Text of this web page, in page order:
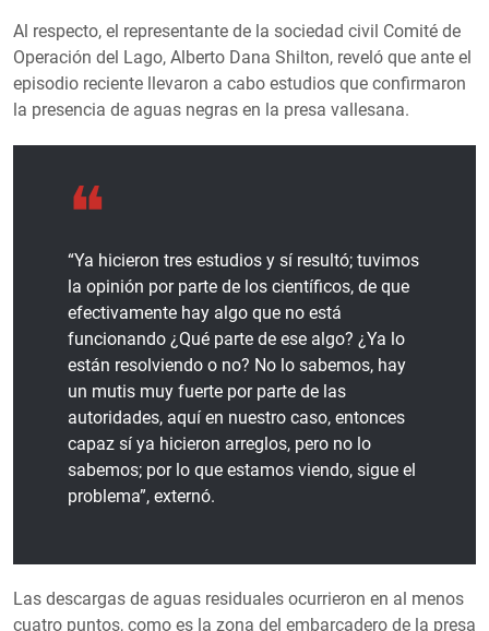
Al respecto, el representante de la sociedad civil Comité de
Operación del Lago, Alberto Dana Shilton, reveló que ante el
episodio reciente llevaron a cabo estudios que confirmaron
la presencia de aguas negras en la presa vallesana.
“Ya hicieron tres estudios y sí resultó; tuvimos
la opinión por parte de los científicos, de que
efectivamente hay algo que no está
funcionando ¿Qué parte de ese algo? ¿Ya lo
están resolviendo o no? No lo sabemos, hay
un mutis muy fuerte por parte de las
autoridades, aquí en nuestro caso, entonces
capaz sí ya hicieron arreglos, pero no lo
sabemos; por lo que estamos viendo, sigue el
problema”, externó.
Las descargas de aguas residuales ocurrieron en al menos
cuatro puntos, como es la zona del embarcadero de la presa